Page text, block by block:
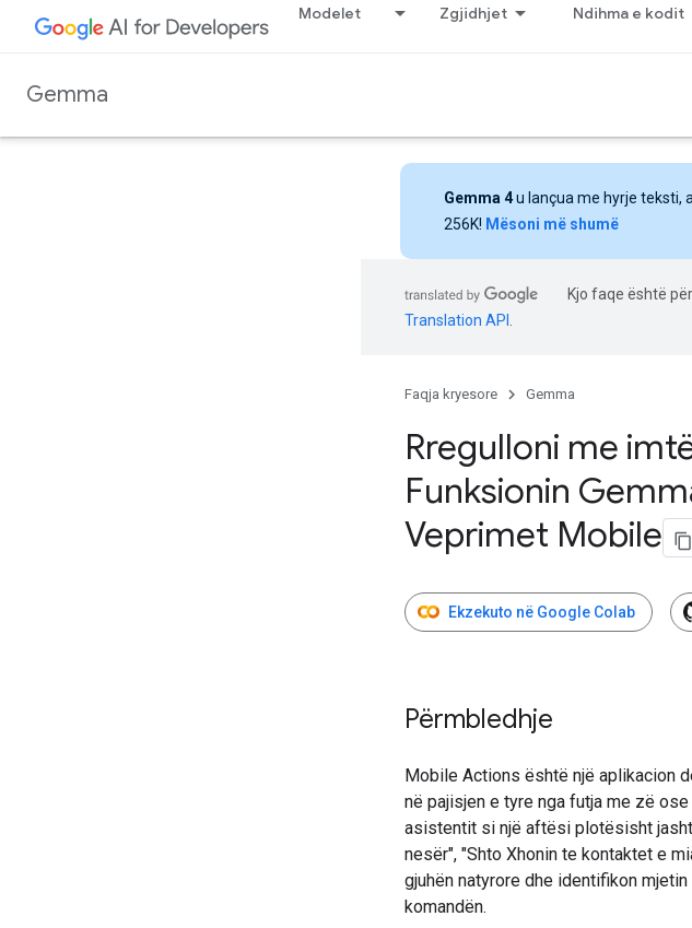
Modelet Zgjidhjet Ndihma e kodit
Gemma
Gemma 4u lançua me hyrje teksti,
256K! Mësoni më shumë
Kjo faqe është
Translation API
Faqja kryesore Gemma
Rregulloni me
Funksionin
Veprimet Mobile
Ekzekuto në Google Colab
Përmbledhje
Mobile Actions është një aplikacion
në pajisjen e tyre nga futja me zë
asistentit si një aftësi plotësisht
nesër", "Shto Xhonin te kontaktet e
gjuhën natyrore dhe identifikon
komandën.